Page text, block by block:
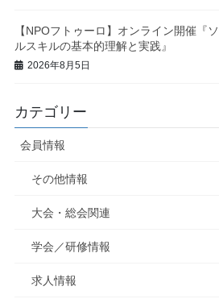
【NPOフトゥーロ】オンライン開催『
ルスキルの基本的理解と実践』
2026年8月5日
カテゴリー
会員情報
その他情報
大会・総会関連
学会／研修情報
求人情報